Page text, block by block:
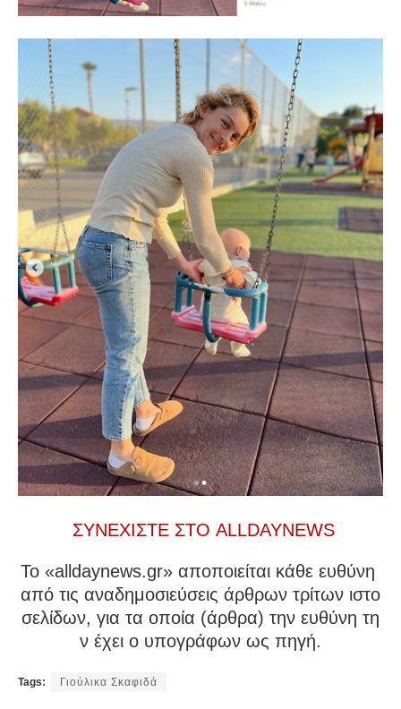
ΣΥΝΕΧΙΣΤΕ ΣΤΟ ALLDAYNEWS
To «alldaynews.gr» αποποιείται κάθε ευθύνη
από τις αναδημοσιεύσεις άρθρων τρίτων ιστο
σελίδων, για τα οποία (άρθρα) την ευθύνη τη
ν έχει ο υπογράφων ως πηγή.
Tags: Γιούλικα Σκαφιδά